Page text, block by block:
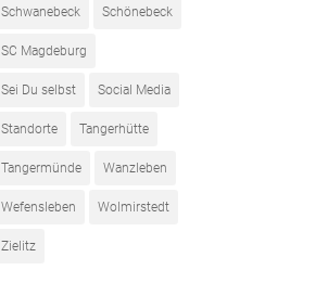
Schwanebeck Schönebeck
SC Magdeburg
Sei Du selbst Social Media
Standorte Tangerhütte
Tangermünde Wanzleben
Wefensleben Wolmirstedt
Zielitz